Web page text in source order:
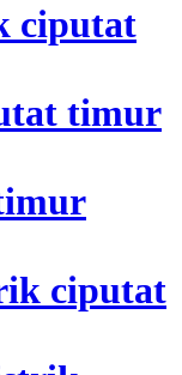
ciputat
timur
ciputat